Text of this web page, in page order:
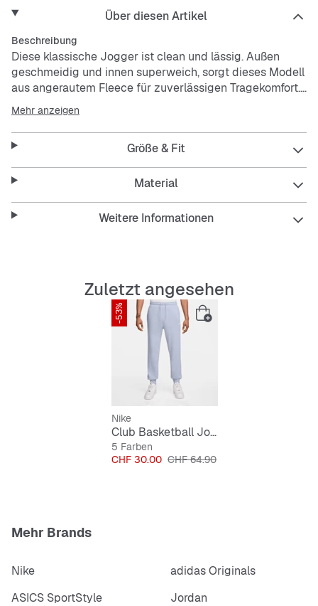
Über diesen Artikel
Beschreibung
Diese klassische Jogger ist clean und lässig. Außen
geschmeidig und innen superweich, sorgt dieses Modell
aus angerautem Fleece für zuverlässigen Tragekomfort.
Die Standardpassform bietet ein relaxtes Tragegefühl an
Gesäß und Oberschenkeln. Die leicht schmal
zulaufenden Beine sind mit gerippten, ca. 7,5 cm langen
Bündchen versehen.
Ein elastischer Bund und der runde, äußere Kordelzug
Taille.
Mehr anzeigen
Größe & Fit
Material
Weitere Informationen
Zuletzt angesehen
-53%
Nike
Club Basketball Jogger
5 Farben
Preis
CHF 30.00 Originalpreis
CHF 64.90
Mehr Brands
Nike
adidas Originals
ASICS SportStyle
Jordan